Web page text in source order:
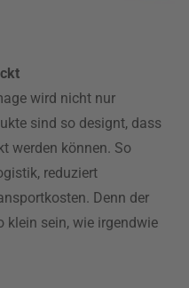
wird nicht nur
sind so designt, dass
werden können. So
reduziert
Denn der
klein sein, wie irgendwie